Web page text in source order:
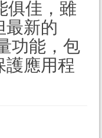
俱佳，雖
最新的
功能，包
護應用程